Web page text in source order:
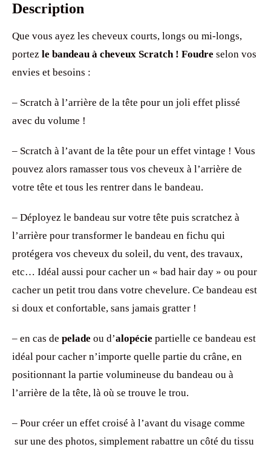
Description
Que vous ayez les cheveux courts, longs ou mi-longs,
portez le bandeau à cheveux Scratch ! Foudre selon vos
envies et besoins :
– Scratch à l’arrière de la tête pour un joli effet plissé
avec du volume !
– Scratch à l’avant de la tête pour un effet vintage ! Vous
pouvez alors ramasser tous vos cheveux à l’arrière de
votre tête et tous les rentrer dans le bandeau.
– Déployez le bandeau sur votre tête puis scratchez à
l’arrière pour transformer le bandeau en fichu qui
protégera vos cheveux du soleil, du vent, des travaux,
etc… Idéal aussi pour cacher un « bad hair day » ou pour
cacher un petit trou dans votre chevelure. Ce bandeau est
si doux et confortable, sans jamais gratter !
– en cas de pelade ou d’alopécie partielle ce bandeau est
idéal pour cacher n’importe quelle partie du crâne, en
positionnant la partie volumineuse du bandeau ou à
l’arrière de la tête, là où se trouve le trou.
– Pour créer un effet croisé à l’avant du visage comme
sur une des photos, simplement rabattre un côté du tissu